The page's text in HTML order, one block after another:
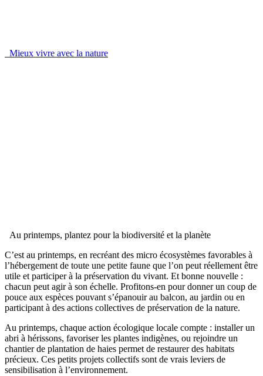
Mieux vivre avec la nature
Au printemps, plantez pour la biodiversité et la planète
C’est au printemps, en recréant des micro écosystèmes favorables à
l’hébergement de toute une petite faune que l’on peut réellement être
utile et participer à la préservation du vivant. Et bonne nouvelle :
chacun peut agir à son échelle. Profitons-en pour donner un coup de
pouce aux espèces pouvant s’épanouir au balcon, au jardin ou en
participant à des actions collectives de préservation de la nature.
Au printemps, chaque action écologique locale compte : installer un
abri à hérissons, favoriser les plantes indigènes, ou rejoindre un
chantier de plantation de haies permet de restaurer des habitats
précieux. Ces petits projets collectifs sont de vrais leviers de
sensibilisation à l’environnement.